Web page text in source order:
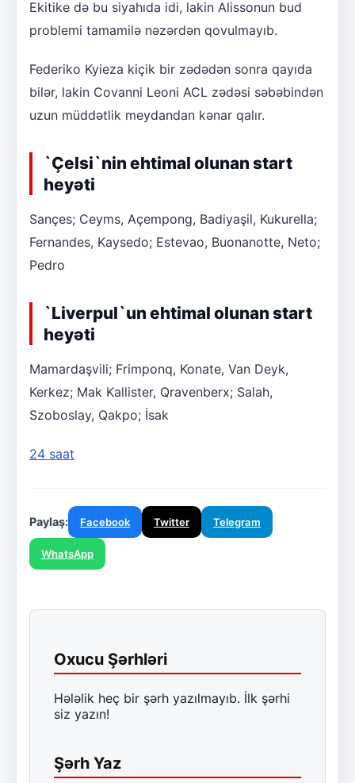
Ekitike də bu siyahıda idi, lakin Alissonun bud
problemi tamamilə nəzərdən qovulmayıb.
Federiko Kyieza kiçik bir zədədən sonra qayıda
bilər, lakin Covanni Leoni ACL zədəsi səbəbindən
uzun müddətlik meydandan kənar qalır.
`Çelsi`nin ehtimal olunan start
heyəti
Sançes; Ceyms, Açempong, Badiyaşil, Kukurella;
Fernandes, Kaysedo; Estevao, Buonanotte, Neto;
Pedro
`Liverpul`un ehtimal olunan start
heyəti
Mamardaşvili; Frimponq, Konate, Van Deyk,
Kerkez; Mak Kallister, Qravenberx; Salah,
Szoboslay, Qakpo; İsak
24 saat
Paylaş: Facebook Twitter Telegram
WhatsApp
Oxucu Şərhləri
Hələlik heç bir şərh yazılmayıb. İlk şərhi
siz yazın!
Şərh Yaz